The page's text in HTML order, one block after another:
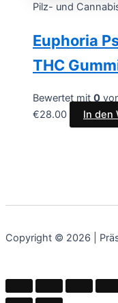
Pilz- und
Euphoria
THC
Bewertet mit 0
€28.00 In den
Copyright © 2026 |